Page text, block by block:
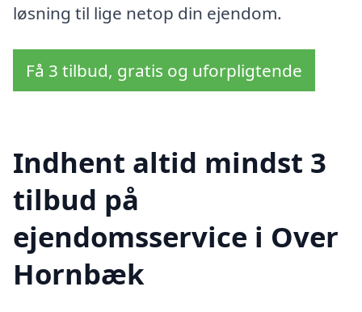
løsning til lige netop din ejendom.
Få 3 tilbud, gratis og uforpligtende
Indhent altid mindst 3
tilbud på
ejendomsservice i Over
Hornbæk